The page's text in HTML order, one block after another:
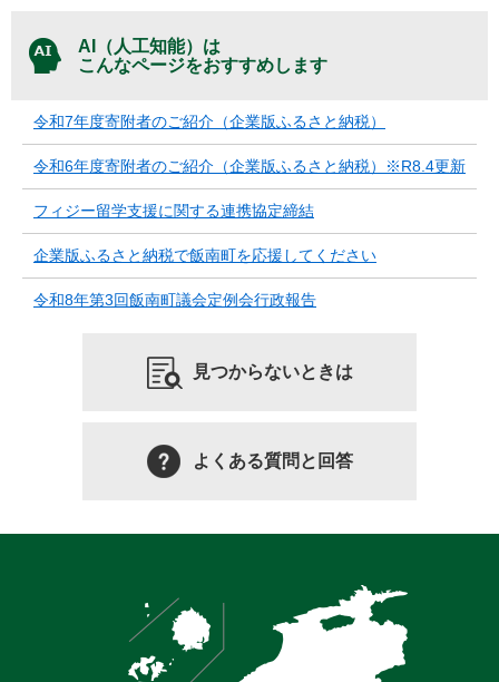
AI（人工知能）は
こんなページをおすすめします
令和7年度寄附者のご紹介（企業版ふるさと納税）
令和6年度寄附者のご紹介（企業版ふるさと納税）※R8.4更新
フィジー留学支援に関する連携協定締結
企業版ふるさと納税で飯南町を応援してください
令和8年第3回飯南町議会定例会行政報告
見つからないときは
よくある質問と回答